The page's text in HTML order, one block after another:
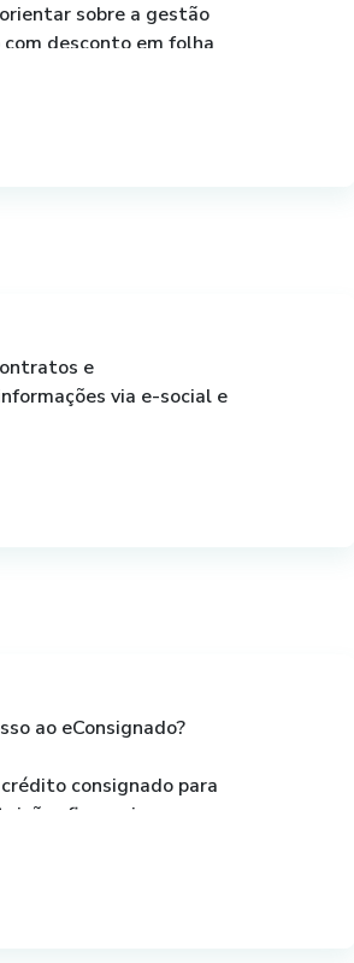
sobre a gestão
desconto em folha
e
via e-social e
ao eConsignado?
consignado para
financeiras;
convênios anteriores